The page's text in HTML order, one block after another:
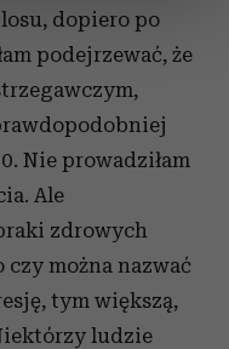
cookie możesz
dowolnej chwili.
treści
i
Informacje o tym, jak
partnerom
analitycznym.
z innymi danymi
podczas
dopiero po
podejrzewać, że
Nie prowadziłam
Ale
zdrowych
można nazwać
tym większą,
ludzie